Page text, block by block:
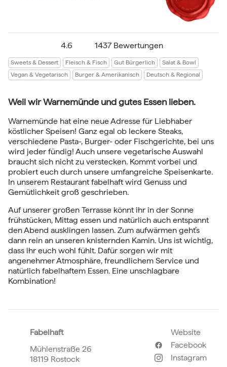
4.6 1437 Bewertungen
Sweets & Dessert Fleisch & Fisch Gut Bürgerlich
Salat & Bowl
Vegan & Vegetarisch
Burger & Amerikanisch Deutsch & Regional
Weil wir Warnemünde und gutes Essen lieben.
Warnemünde hat eine neue Adresse für Liebhaber
köstlicher Speisen! Ganz egal ob leckere Steaks,
verschiedene Pasta-, Burger- oder Fischgerichte, bei uns
wird jeder fündig! Auch unsere vegetarische Auswahl
braucht sich nicht zu verstecken. Kommt vorbei und
probiert euch durch unsere umfangreiche Speisenkarte.
In unserem Restaurant fabelhaft wird Genuss und
Gemütlichkeit groß geschrieben.
Auf unserer großen Terrasse könnt ihr in der Sonne
frühstücken, Mittag essen und natürlich auch entspannt
den Abend ausklingen lassen. Zum aufwärmen geht’s
dann rein an unseren knisternden Kamin. Uns ist wichtig,
dass ihr euch wohl fühlt. Dafür sorgen wir mit
angenehmer Atmosphäre, freundlichem Service und
natürlich fabelhaftem Essen. Eine unschlagbare
Kombination!
Fabelhaft
Mühlenstraße 26
18119 Rostock
Website
Facebook
Instagram